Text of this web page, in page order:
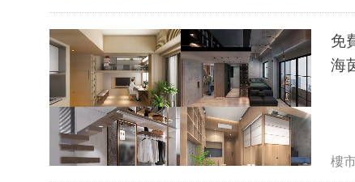
免
海
樓